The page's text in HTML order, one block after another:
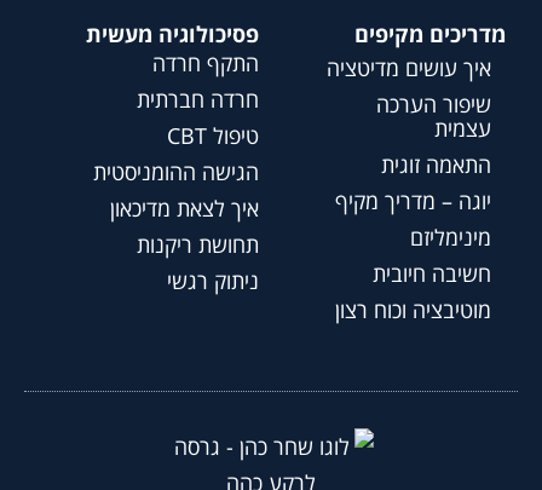
מדריכים מקיפים
איך עושים מדיטציה
שיפור הערכה
עצמית
התאמה זוגית
יוגה – מדריך מקיף
מינימליזם
חשיבה חיובית
מוטיבציה וכוח רצון
פסיכולוגיה מעשית
התקף חרדה
חרדה חברתית
טיפול CBT
הגישה ההומניסטית
איך לצאת מדיכאון
תחושת ריקנות
ניתוק רגשי